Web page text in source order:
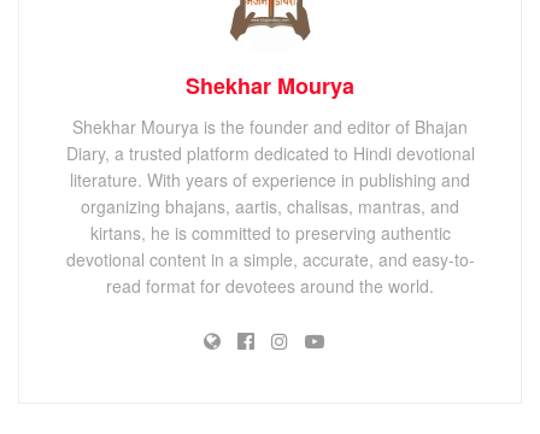
Shekhar Mourya
Shekhar Mourya is the founder and editor of Bhajan
Diary, a trusted platform dedicated to Hindi devotional
literature. With years of experience in publishing and
organizing bhajans, aartis, chalisas, mantras, and
kirtans, he is committed to preserving authentic
devotional content in a simple, accurate, and easy-to-
read format for devotees around the world.